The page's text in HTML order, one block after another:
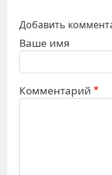
Добавить
Ваше имя
Комментарий